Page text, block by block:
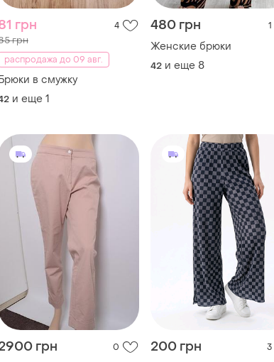
грн 4
грн
распродажа до 09 авг.
в смужку
и еще 1
480 грн 1
Женские брюки
42 и еще 8
грн 0 200 грн 3